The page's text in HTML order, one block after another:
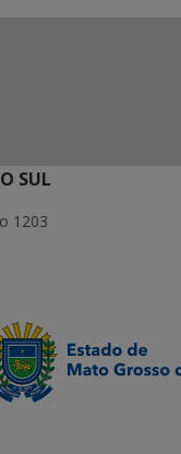
SUL
1203